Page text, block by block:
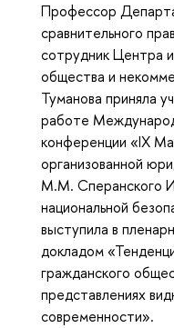
Профессор
сравнительного
сотрудник Центра
общества и
Туманова приняла
работе
конференции «IX
организованной
М.М. Сперанского
национальной
выступила в
докладом
гражданского
представлениях
современности».